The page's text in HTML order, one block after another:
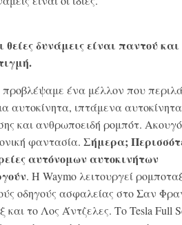
θείες δυνάμεις είναι παντού
προβλέψαμε ένα μέλλον που
αυτοκίνητα, ιπτάμενα
και ανθρωποειδή ρομπότ.
φαντασία. Σήμερα;
αυτόνομων αυτοκινήτων
. Η Waymo λειτουργεί
οδηγούς ασφαλείας στο Σαν
και το Λος Άντζελες. Το Tesla Full